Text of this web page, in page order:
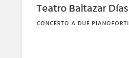
Teatro Baltazar Días
CONCERTO A DUE PIANOFORTI